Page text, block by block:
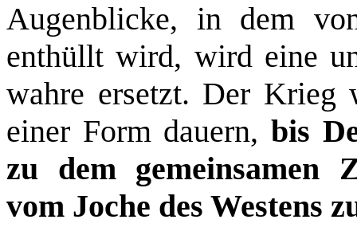
Augenblicke, in dem
enthüllt wird, wird eine
wahre ersetzt. Der Krieg
einer Form dauern,bis
zu dem gemeinsamen
vom Joche des Westens